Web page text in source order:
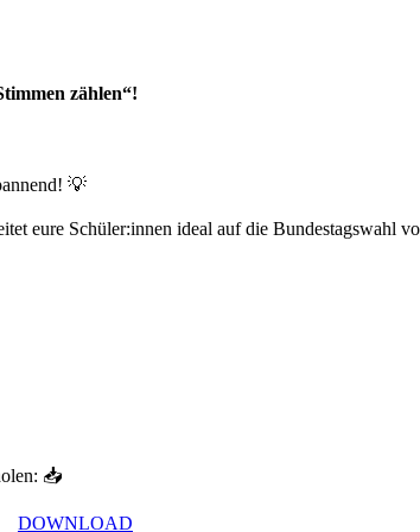
zählen“!
💡
eure Schüler:innen ideal auf die Bundestagswahl
📥
DOWNLOAD